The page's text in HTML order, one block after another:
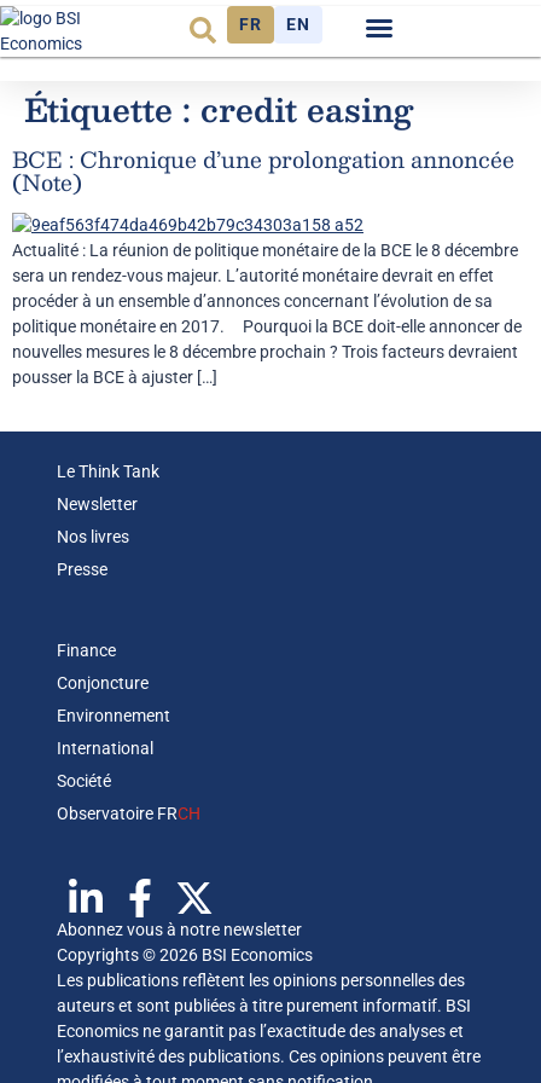
FR EN
Étiquette : credit easing
BCE : Chronique d’une prolongation annoncée
(Note)
Actualité : La réunion de politique monétaire de la BCE le 8 décembre
sera un rendez-vous majeur. L’autorité monétaire devrait en effet
procéder à un ensemble d’annonces concernant l’évolution de sa
politique monétaire en 2017. Pourquoi la BCE doit-elle annoncer de
nouvelles mesures le 8 décembre prochain ? Trois facteurs devraient
pousser la BCE à ajuster […]
Le Think Tank
Newsletter
Nos livres
Presse
Finance
Conjoncture
Environnement
International
Société
Observatoire FRCH
Abonnez vous à notre newsletter
Copyrights © 2026 BSI Economics
Les publications reflètent les opinions personnelles des
auteurs et sont publiées à titre purement informatif. BSI
Economics ne garantit pas l’exactitude des analyses et
l’exhaustivité des publications. Ces opinions peuvent être